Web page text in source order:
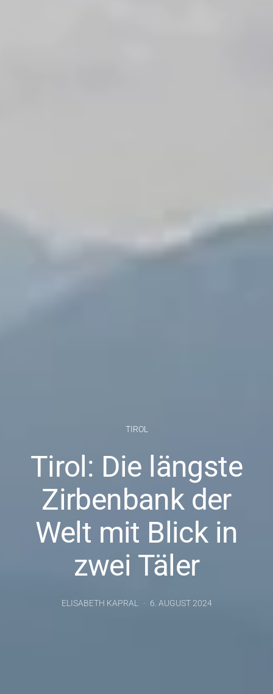
TIROL
Tirol: Die längste
Zirbenbank der
Welt mit Blick in
zwei Täler
ELISABETH KAPRAL 6. AUGUST 2024